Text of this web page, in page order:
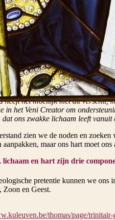
en met heel uw ziel en met heel
Prent ze uw kinderen in en spreek
ze als een teken om uw arm
zegt de dichter dat deze
van de dichter vorm gegeven.
een spanning tussen Vader en
Jezus brengt verzachting. Jezus
maar liet broden en vissen
de mannen die hij enkele jaren
het verschil tussen Vader en Zoon:
heeft het moeilijk met dit verschil,
in het Veni Creator om
dat ons zwakke lichaam leeft
zien we de noden en
aanpakken, maar ons hart moet
lichaam en hart zijn drie
pretentie kunnen we ons
Zoon en Geest.
thomas/page/